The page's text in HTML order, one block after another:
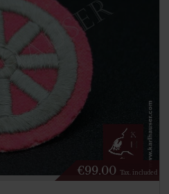
€99.00 Tax. included